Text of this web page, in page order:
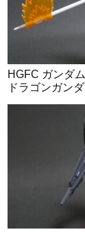
HGFC ガンダ
ドラゴンガン